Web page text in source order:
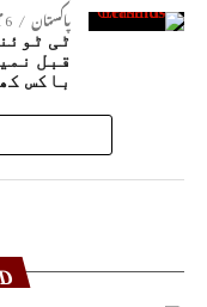
پاکستان 6 مہینے ago
ٹی
قبل
باکس